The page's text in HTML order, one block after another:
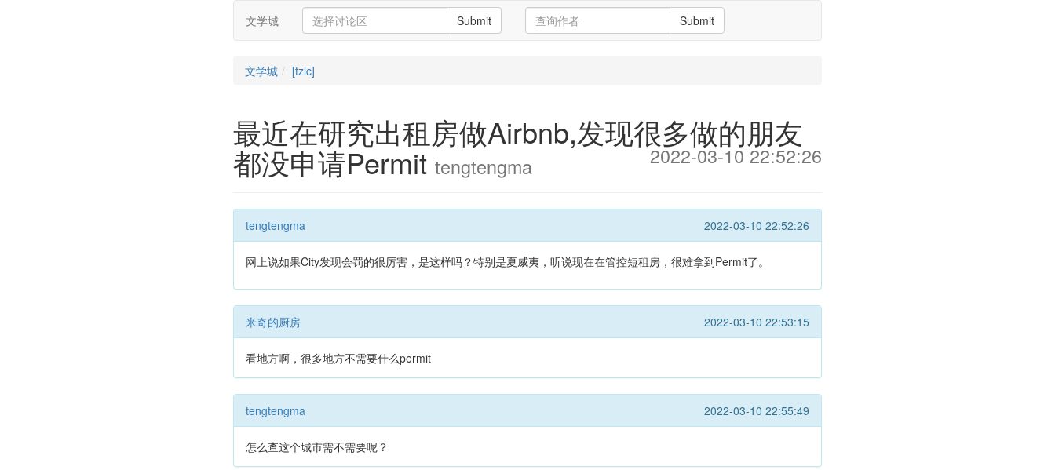
文学城 Submit Submit
文学城 [tzlc]
最近在研究出租房做Airbnb,发现很多做的朋友
都没申请Permit tengtengma 2022-03-10 22:52:26
tengtengma 2022-03-10 22:52:26
网上说如果City发现会罚的很厉害，是这样吗？特别是夏威夷，听说现在在管控短租房，很难拿到Permit了。
米奇的厨房 2022-03-10 22:53:15
看地方啊，很多地方不需要什么permit
tengtengma 2022-03-10 22:55:49
怎么查这个城市需不需要呢？